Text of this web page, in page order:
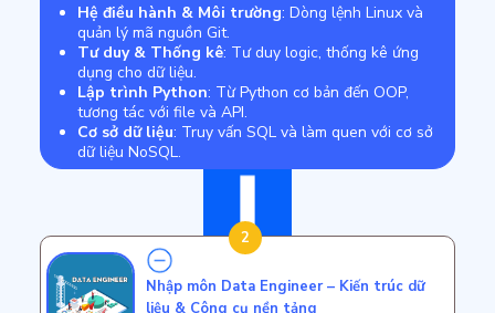
Hệ điều hành & Môi trường: Dòng lệnh Linux và
quản lý mã nguồn Git.
Tư duy & Thống kê: Tư duy logic, thống kê ứng
dụng cho dữ liệu.
Lập trình Python: Từ Python cơ bản đến OOP,
tương tác với file và API.
Cơ sở dữ liệu: Truy vấn SQL và làm quen với cơ sở
dữ liệu NoSQL.
2
Nhập môn Data Engineer – Kiến trúc dữ
liệu & Công cụ nền tảng